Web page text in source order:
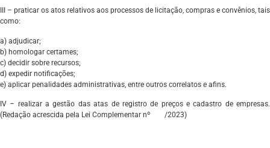
III – praticar os atos relativos aos processos de licitação, compras e convênios, tais
como:
a) adjudicar;
b) homologar certames;
c) decidir sobre recursos;
d) expedir notificações;
e) aplicar penalidades administrativas, entre outros correlatos e afins.
IV – realizar a gestão das atas de registro de preços e cadastro de empresas.
(Redação acrescida pela Lei Complementar nº
/2023)